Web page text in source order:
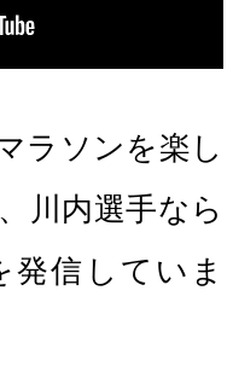
ラソンを楽し
川内選手なら
信していま